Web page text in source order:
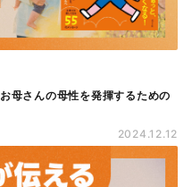
母さんの母性を発揮するための
2024.12.12